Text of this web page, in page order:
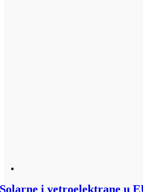
Solarne i vetroelektrane u